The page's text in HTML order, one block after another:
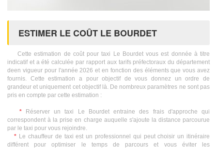
ESTIMER LE COÛT LE BOURDET
Cette estimation de coût pour taxi Le Bourdet vous est donnée à titre
indicatif et a été calculée par rapport aux tarifs préfectoraux du département
deen vigueur pour l'année 2026 et en fonction des éléments que vous avez
fournis. Cette estimation a pour objectif de vous donnez un ordre de
grandeur et uniquement cet objectif là. De nombreux paramètres ne sont pas
pris en compte par cette estimation :
*Réserver un taxi Le Bourdet entraine des frais d'approche qui
correspondent à la prise en charge auquelle s'ajoute la distance parcourue
par le taxi pour vous rejoindre.
* Le chauffeur de taxi est un professionnel qui peut choisir un itinéraire
différent pour optimiser le temps de parcours et vous éviter les